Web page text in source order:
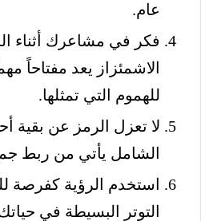
عام.
فكر في مشاعرك أثناء
الاشمئزاز يعد مفتاحاً
للهموم التي تمثلها.
لا تعزل الرمز عن بقية
الشامل يأتي من ربط
استخدم الرؤية كفرصة
التوتر البسيطة في